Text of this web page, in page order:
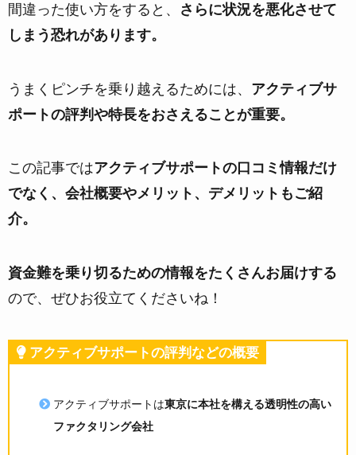
間違った使い方をすると、 さらに状況を悪化させて
しまう恐れがあります。
うまくピンチを乗り越えるためには、 アクティブサ
ポートの評判や特長をおさえることが重要。
この記事ではアクティブサポートの口コミ情報だけ
でなく、会社概要やメリット、デメリットもご紹
介。
資金難を乗り切るための情報をたくさんお届けする
ので、ぜひお役立てくださいね！
アクティブサポートの評判などの概要
アクティブサポートは東京に本社を構える透明性の高い
ファクタリング会社